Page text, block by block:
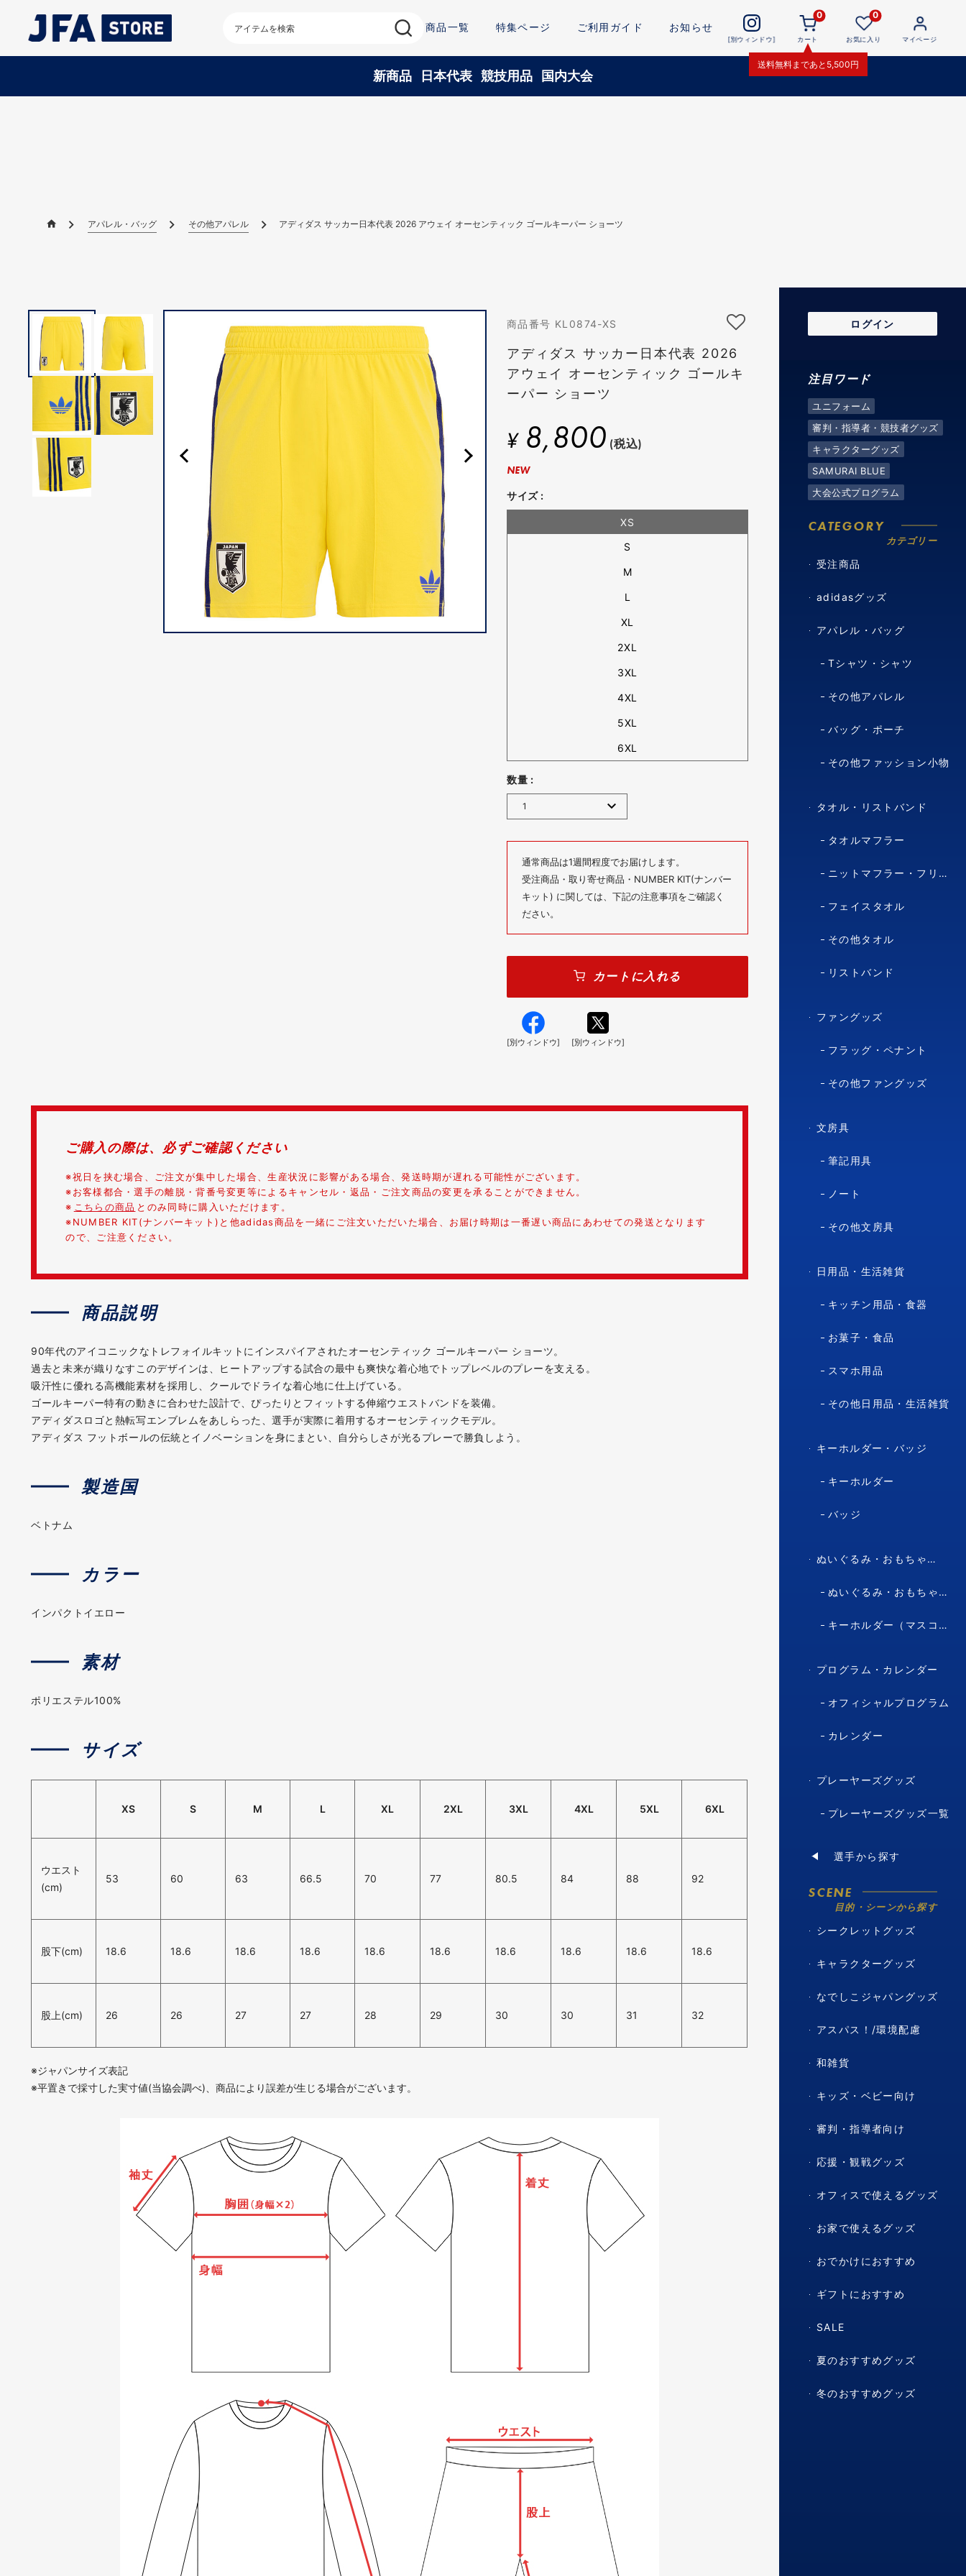
さ
商品一覧 特集ページ ご利用ガイド お知らせ
[別ウィンドウ]
0
カート
送料無料まであと 5,500円
0
お気に入り マイページ
新商品 日本代表 競技用品 国内大会
アパレル・バッグ その他アパレル アディダス サッカー日本代表 2026 アウェイ オーセンティック ゴールキーパー ショーツ
商品番号 KL0874-XS
アディダス サッカー日本代表 2026
アウェイ オーセンティック ゴールキ
ーパー ショーツ
¥ 8,800 (税込)
NEW
サイズ :
XS
S
M
L
XL
2XL
3XL
4XL
5XL
6XL
数量 :
通常商品は1週間程度でお届けします。
受注商品・取り寄せ商品・NUMBER KIT(ナンバー
キット) に関しては、下記の注意事項をご確認く
ださい。
カートに入れる
[別ウィンドウ] [別ウィンドウ]
ご購入の際は、必ずご確認ください
※祝日を挟む場合、ご注文が集中した場合、生産状況に影響がある場合、発送時期が遅れる可能性がございます。
※お客様都合・選手の離脱・背番号変更等によるキャンセル・返品・ご注文商品の変更を承ることができません。
※ こちらの商品 とのみ同時に購入いただけます。
※NUMBER KIT(ナンバーキット)と他adidas商品を一緒にご注文いただいた場合、お届け時期は一番遅い商品にあわせての発送となります
ので、ご注意ください。
商品説明
90年代のアイコニックなトレフォイルキットにインスパイアされたオーセンティック ゴールキーパー ショーツ。
過去と未来が織りなすこのデザインは、ヒートアップする試合の最中も爽快な着心地でトップレベルのプレーを支える。
吸汗性に優れる高機能素材を採用し、クールでドライな着心地に仕上げている。
ゴールキーパー特有の動きに合わせた設計で、ぴったりとフィットする伸縮ウエストバンドを装備。
アディダスロゴと熱転写エンブレムをあしらった、選手が実際に着用するオーセンティックモデル。
アディダス フットボールの伝統とイノベーションを身にまとい、自分らしさが光るプレーで勝負しよう。
製造国
ベトナム
カラー
インパクトイエロー
素材
ポリエステル100%
サイズ
XS S M L XL 2XL 3XL 4XL 5XL 6XL
ウエスト
(cm)
53 60 63 66.5 70 77 80.5 84 88 92
股下(cm) 18.6 18.6 18.6 18.6 18.6 18.6 18.6 18.6 18.6 18.6
股上(cm) 26 26 27 27 28 29 30 30 31 32
※ジャパンサイズ表記
※平置きで採寸した実寸値(当協会調べ)、商品により誤差が生じる場合がございます。
ログイン
注目ワード
ユニフォーム
審判・指導者・競技者グッズ
キャラクターグッズ
SAMURAI BLUE
大会公式プログラム
CATEGORY
カテゴリー
受注商品
adidasグッズ
アパレル・バッグ
Tシャツ・シャツ
その他アパレル
バッグ・ポーチ
その他ファッション小物
タオル・リストバンド
タオルマフラー
ニットマフラー・フリースマフラー
フェイスタオル
その他タオル
リストバンド
ファングッズ
フラッグ・ペナント
その他ファングッズ
文房具
筆記用具
ノート
その他文房具
日用品・生活雑貨
キッチン用品・食器
お菓子・食品
スマホ用品
その他日用品・生活雑貨
キーホルダー・バッジ
キーホルダー
バッジ
ぬいぐるみ・おもちゃ・マスコット・キャラクター
ぬいぐるみ・おもちゃ（マスコット・キャラクター）
キーホルダー（マスコット・キャラクター）
プログラム・カレンダー
オフィシャルプログラム
カレンダー
プレーヤーズグッズ
プレーヤーズグッズ一覧
選手から探す
SCENE
目的・シーンから探す
シークレットグッズ
キャラクターグッズ
なでしこジャパングッズ
アスパス！/環境配慮
和雑貨
キッズ・ベビー向け
審判・指導者向け
応援・観戦グッズ
オフィスで使えるグッズ
お家で使えるグッズ
おでかけにおすすめ
ギフトにおすすめ
SALE
夏のおすすめグッズ
冬のおすすめグッズ